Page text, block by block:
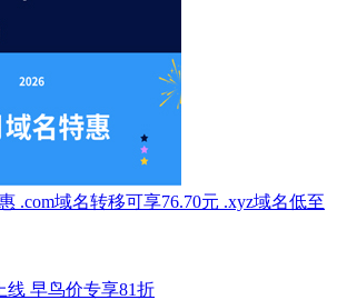
.com域名转移可享76.70元 .xyz域名低至
线 早鸟价专享81折